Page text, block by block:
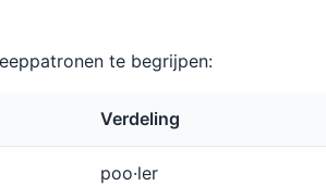
te begrijpen:
Verdeling
poo·ler